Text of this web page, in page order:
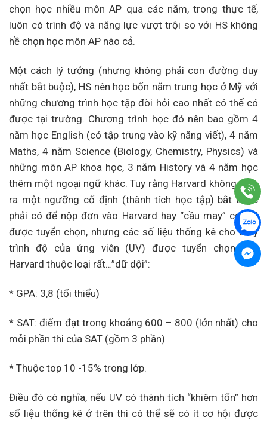
chọn học nhiều môn AP qua các năm, trong thực tế,
luôn có trình độ và năng lực vượt trội so với HS không
hề chọn học môn AP nào cả.
Một cách lý tưởng (nhưng không phải con đường duy
nhất bắt buộc), HS nên học bốn năm trung học ở Mỹ với
những chương trình học tập đòi hỏi cao nhất có thể có
được tại trường. Chương trình học đó nên bao gồm 4
năm học English (có tập trung vào kỹ năng viết), 4 năm
Maths, 4 năm Science (Biology, Chemistry, Physics) và
những môn AP khoa học, 3 năm History và 4 năm học
thêm một ngoại ngữ khác. Tuy rằng Harvard không định
ra một ngưỡng cố định (thành tích học tập) bắt buộc
phải có để nộp đơn vào Harvard hay “cầu may” cơ hội
được tuyển chọn, nhưng các số liệu thống kê cho thấy
trình độ của ứng viên (UV) được tuyển chọn vào
Harvard thuộc loại rất…”dữ dội”:
* GPA: 3,8 (tối thiểu)
* SAT: điểm đạt trong khoảng 600 – 800 (lớn nhất) cho
mỗi phần thi của SAT (gồm 3 phần)
* Thuộc top 10 -15% trong lớp.
Điều đó có nghĩa, nếu UV có thành tích “khiêm tốn” hơn
số liệu thống kê ở trên thì có thể sẽ có ít cơ hội được